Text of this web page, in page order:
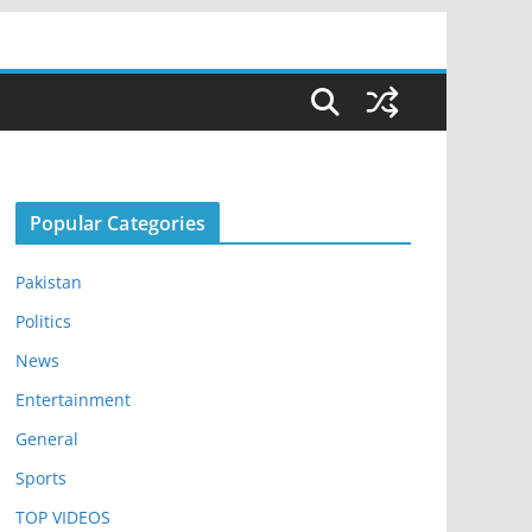
Popular Categories
Pakistan
Politics
News
Entertainment
General
Sports
TOP VIDEOS